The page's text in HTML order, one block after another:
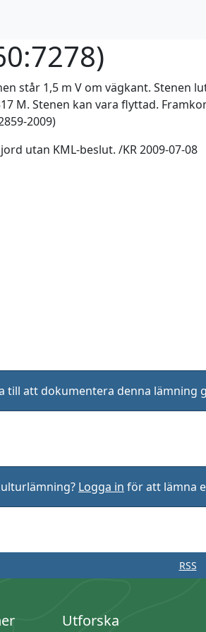
)
står 1,5 m V om vägkant. Stenen
M. Stenen kan vara flyttad.
2009)
utan KML-beslut. /KR 2009-07-08
till att dokumentera denna lämning
Logga in för att lämna
RSS
Utforska